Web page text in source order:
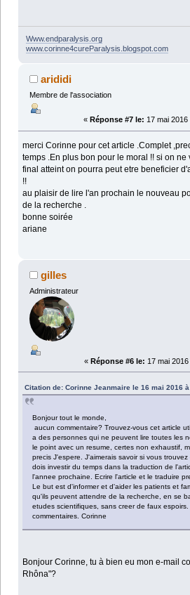
Www.endparalysis.org
www.corinne4cureParalysis.blogspot.com
arididi
Membre de l'association
« Réponse #7 le: 17 mai
merci Corinne pour cet article .Complet
temps .En plus bon pour le moral !! si on
final atteint on pourra peut etre beneficier
!!
au plaisir de lire l'an prochain le nouveau
de la recherche .
bonne soirée
ariane
gilles
Administrateur
« Réponse #6 le: 17 mai
Citation de: Corinne Jeanmaire le 16 mai 2016 à
Bonjour tout le monde,
aucun commentaire? Trouvez-vous cet article
a des personnes qui ne peuvent lire toutes les
le point avec un resume, certes non exhaustif,
precis J'espere. J'aimerais savoir si vous
dois investir du temps dans la traduction de
l'annee prochaine. Ecrire l'article et le traduire
Le but est d'informer et d'aider les patients et
qu'ils peuvent attendre de la recherche, en se
etudes scientifiques, sans creer de faux
commentaires. Corinne
Bonjour Corinne, tu à bien eu mon e-mail
Rhôna"?